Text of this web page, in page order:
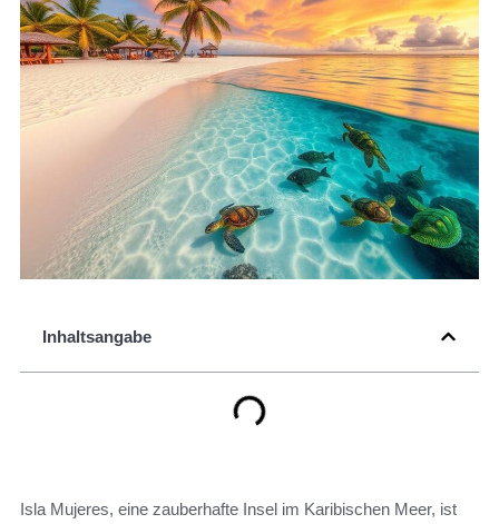
Inhaltsangabe
Isla Mujeres, eine zauberhafte Insel im Karibischen Meer, ist